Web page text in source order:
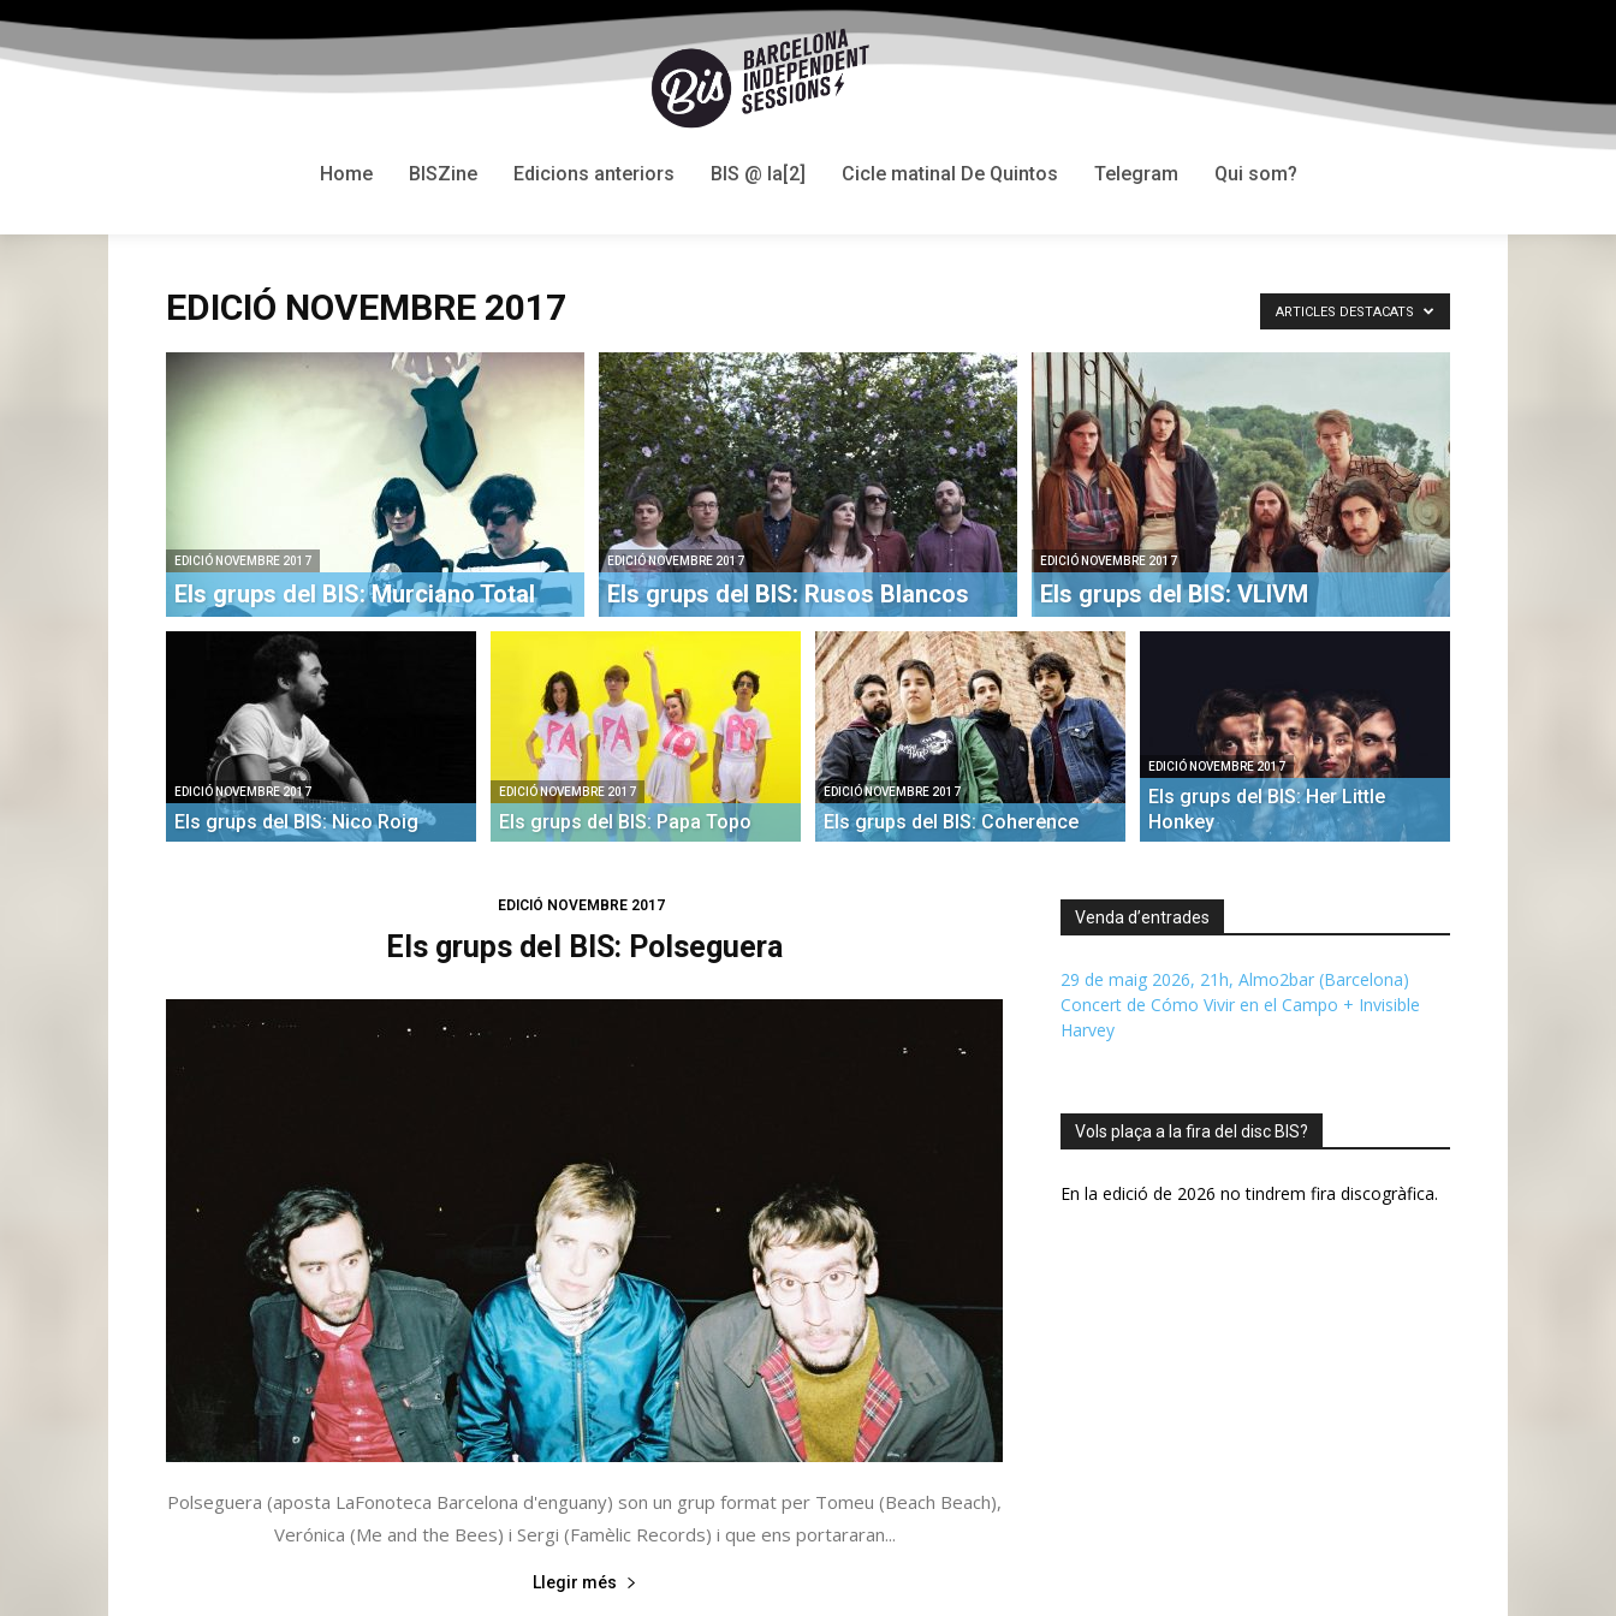
Home BISZine Edicions anteriors BIS @ la[2] Cicle matinal De Quintos Telegram Qui som?
EDICIÓ NOVEMBRE 2017 ARTICLES DESTACATS
EDICIÓ NOVEMBRE 2017
Els grups del BIS: Murciano Total
EDICIÓ NOVEMBRE 2017
Els grups del BIS: Rusos Blancos
EDICIÓ NOVEMBRE 2017
Els grups del BIS: VLIVM
EDICIÓ NOVEMBRE 2017
Els grups del BIS: Nico Roig
EDICIÓ NOVEMBRE 2017
Els grups del BIS: Papa Topo
EDICIÓ NOVEMBRE 2017
Els grups del BIS: Coherence
EDICIÓ NOVEMBRE 2017
Els grups del BIS: Her Little
Honkey
EDICIÓ NOVEMBRE 2017
Els grups del BIS: Polseguera
Polseguera (aposta LaFonoteca Barcelona d'enguany) son un grup format per Tomeu (Beach Beach),
Verónica (Me and the Bees) i Sergi (Famèlic Records) i que ens portararan...
Llegir més
Venda d’entrades
29 de maig 2026, 21h, Almo2bar (Barcelona)
Concert de Cómo Vivir en el Campo + Invisible
Harvey
Vols plaça a la fira del disc BIS?
En la edició de 2026 no tindrem fira discogràfica.